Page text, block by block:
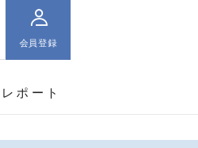
会員登録
ポート